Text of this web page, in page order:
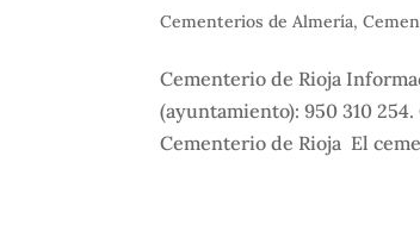
Cementerios de Almería,
Cementerio de Rioja
(ayuntamiento): 950 310
Cementerio de Rioja El